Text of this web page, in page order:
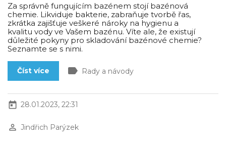
Za správně fungujícím bazénem stojí bazénová
chemie. Likviduje bakterie, zabraňuje tvorbě řas,
zkrátka zajišťuje veškeré nároky na hygienu a
kvalitu vody ve Vašem bazénu. Víte ale, že existují
důležité pokyny pro skladování bazénové chemie?
Seznamte se s nimi.
Číst více label Rady a návody
today 28.01.2023, 22:31
perm_identity Jindřich Parýzek